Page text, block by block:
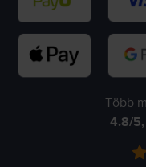
Több
4.8/5,